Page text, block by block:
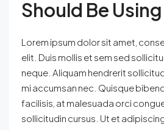
Should Be Using
Lorem ipsum dolor sit amet,
elit. Duis mollis et sem sed
neque. Aliquam hendrerit
mi accumsan nec. Quisque
facilisis, at malesuada orci
sollicitudin cursus. Ut et